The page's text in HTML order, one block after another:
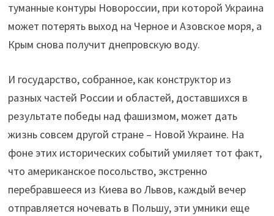
туманные контуры Новороссии, при которой Украина
может потерять выход на Черное и Азовское моря, а
Крым снова получит днепровскую воду.
И государство, собранное, как конструктор из
разных частей России и областей, доставшихся в
результате победы над фашизмом, может дать
жизнь совсем другой стране – Новой Украине. На
фоне этих исторических событий умиляет тот факт,
что американское посольство, экстренно
перебравшееся из Киева во Львов, каждый вечер
отправляется ночевать в Польшу, эти умники еще